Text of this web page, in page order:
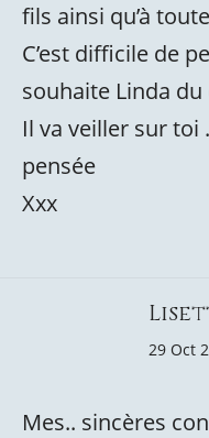
fils ainsi qu’à
C’est difficile de
souhaite Linda
Il va veiller sur toi
pensée
Xxx
29 Oct
Mes.. sincères